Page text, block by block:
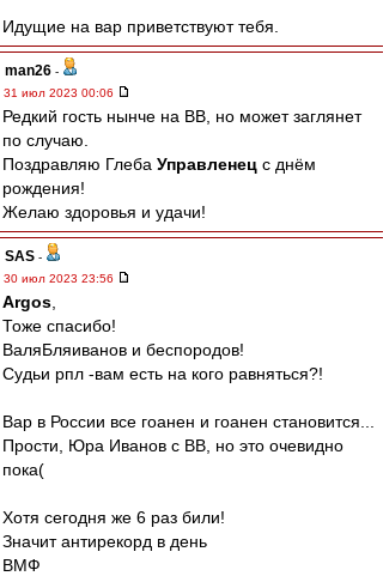
Идущие на вар приветствуют тебя.
man26 -
31 июл 2023 00:06
Редкий гость нынче на ВВ, но может заглянет
по случаю.
Поздравляю Глеба Управленец с днём
рождения!
Желаю здоровья и удачи!
SAS -
30 июл 2023 23:56
Argos
Тоже спасибо!
ВаляБляиванов и беспородов!
Судьи рпл -вам есть на кого равняться?!
Вар в России все гоанен и гоанен становится...
Прости, Юра Иванов с ВВ, но это очевидно
пока(
Хотя сегодня же 6 раз били!
Значит антирекорд в день
ВМФ